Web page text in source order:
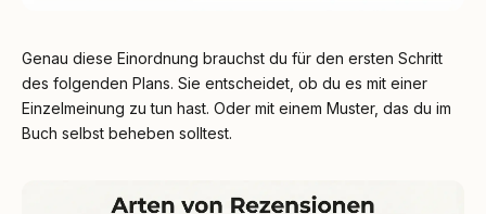
Genau diese Einordnung brauchst du für den ersten Schritt
des folgenden Plans. Sie entscheidet, ob du es mit einer
Einzelmeinung zu tun hast. Oder mit einem Muster, das du im
Buch selbst beheben solltest.